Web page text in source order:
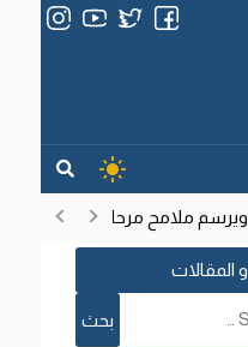
ملامح مرحلة تنموية جديدة
المقالات